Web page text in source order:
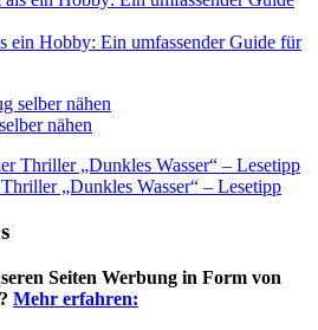
ein Hobby: Ein umfassender Guide für
nähen
„Dunkles Wasser“ – Lesetipp
Seiten Werbung in Form von
Mehr erfahren: